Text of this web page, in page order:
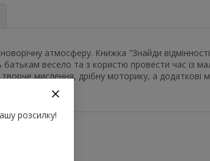
атмосферу. Книжка "Знайди
батькам весело та з користю провести час із
мислення, дрібну моторику, а додаткові
розсилку!